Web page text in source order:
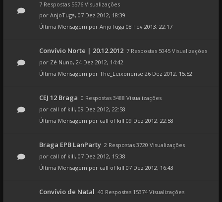
7 Respostas 5576 Visualizações
por AnjoTuga, 07 Dez 2012, 18:39
Última Mensagem por AnjoTuga 08 Fev 2013, 22:17
Convívio Norte | 20.12.2012 7 Respostas 5045 Visualizações
por Zé Nuno, 24 Dez 2012, 14:42
Última Mensagem por The_Leixonense 26 Dez 2012, 15:52
CEJ 12 Braga 0 Respostas 3488 Visualizações
por call of kill, 09 Dez 2012, 22:58
Última Mensagem por call of kill 09 Dez 2012, 22:58
Braga EPB LanParty 2 Respostas 3720 Visualizações
por call of kill, 07 Dez 2012, 15:38
Última Mensagem por call of kill 07 Dez 2012, 16:43
Convívio de Natal 40 Respostas 15374 Visualizações